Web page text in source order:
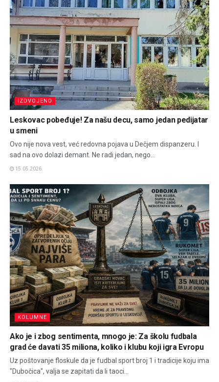
IZDVOJENO
Leskovac pobeđuje! Za našu decu, samo jedan pedijatar
u smeni
Ovo nije nova vest, već redovna pojava u Dečjem dispanzeru. I
sad na ovo dolazi demant. Ne radi jedan, nego...
15.05.2026.
KOLUMNE
Ako je i zbog sentimenta, mnogo je: Za školu fudbala
grad će davati 35 miliona, koliko i klubu koji igra Evropu
Uz poštovanje floskule da je fudbal sport broj 1 i tradicije koju ima
"Dubočica", valja se zapitati da li taoci...